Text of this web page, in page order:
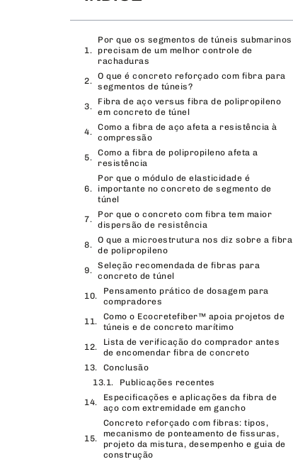
Por que os segmentos de túneis submarinos
precisam de um melhor controle de
rachaduras
O que é concreto reforçado com fibra para
segmentos de túneis?
Fibra de aço versus fibra de polipropileno
em concreto de túnel
Como a fibra de aço afeta a resistência à
compressão
Como a fibra de polipropileno afeta a
resistência
Por que o módulo de elasticidade é
importante no concreto de segmento de
túnel
Por que o concreto com fibra tem maior
dispersão de resistência
O que a microestrutura nos diz sobre a fibra
de polipropileno
Seleção recomendada de fibras para
concreto de túnel
Pensamento prático de dosagem para
compradores
Como o Ecocretefiber™ apoia projetos de
túneis e de concreto marítimo
Lista de verificação do comprador antes
de encomendar fibra de concreto
Conclusão
Publicações recentes
Especificações e aplicações da fibra de
aço com extremidade em gancho
Concreto reforçado com fibras: tipos,
mecanismo de ponteamento de fissuras,
projeto da mistura, desempenho e guia de
construção